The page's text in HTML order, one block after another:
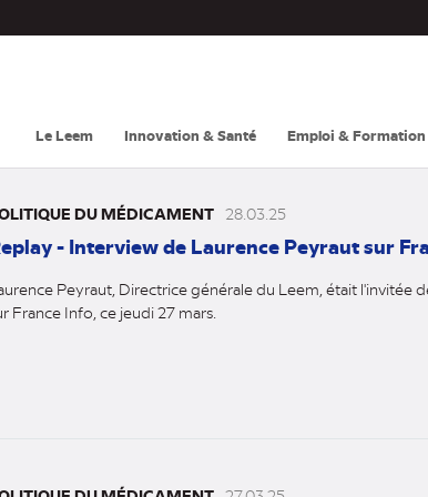
Le Leem Innovation & Santé Emploi & Formation
DU MÉDICAMENT 28.03.25
- Interview de Laurence Peyraut sur
Peyraut, Directrice générale du Leem, était l'invitée
France Info, ce jeudi 27 mars.